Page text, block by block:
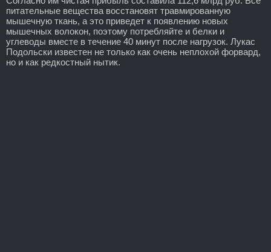
питательные вещества восстановят травмированную
мышечную ткань, а это приведет к появлению новых
мышечных волокон, поэтому потребляйте и белки и
углеводы вместе в течение 40 минут после нагрузок. Лукас
Подольски известен не только как очень неплохой форвард,
но и как редкостный нытик.